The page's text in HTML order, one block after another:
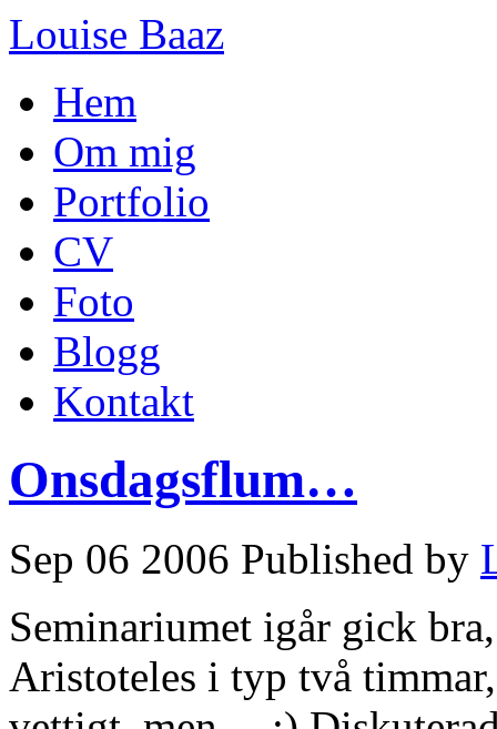
Louise Baaz
Hem
Om mig
Portfolio
CV
Foto
Blogg
Kontakt
Onsdagsflum…
Sep 06 2006 Published by
Seminariumet igår gick
Aristoteles i typ två